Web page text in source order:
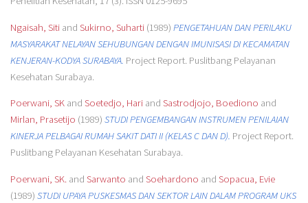
Ngaisah, Sitiand Sukirno, Suharti(1989) PENGETAHUAN DAN PERILAKU
MASYARAKAT NELAYAN SEHUBUNGAN DENGAN IMUNISASI DI KECAMATAN
KENJERAN-KODYA SURABAYA. Project Report. Puslitbang Pelayanan
Kesehatan Surabaya.
Poerwani, SKand Soetedjo, Hariand Sastrodjojo, Boediono and
Mirlan, Prasetijo (1989) STUDI PENGEMBANGAN INSTRUMEN PENILAIAN
KINERJA PELBAGAI RUMAH SAKIT DATI II (KELAS C DAN D). Project Report.
Puslitbang Pelayanan Kesehatan Surabaya.
Poerwani, SK.and Sarwanto and Soehardono and Sopacua, Evie
(1989) STUDI UPAYA PUSKESMAS DAN SEKTOR LAIN DALAM PROGRAM UKS